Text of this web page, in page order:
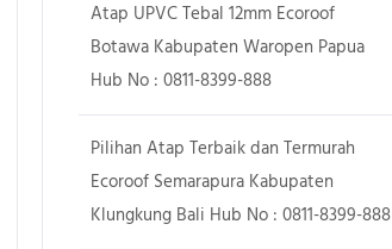
Atap UPVC Tebal 12mm Ecoroof
Botawa Kabupaten Waropen Papua
Hub No : 0811-8399-888
Pilihan Atap Terbaik dan Termurah
Ecoroof Semarapura Kabupaten
Klungkung Bali Hub No : 0811-8399-888